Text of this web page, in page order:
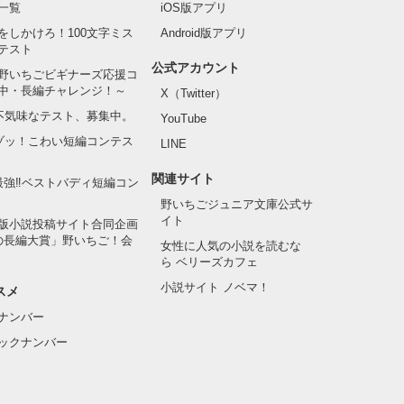
覧
しかけろ！100文字ミス
スト
いちごビギナーズ応援コ
・長編チャレンジ！～
味なテスト、募集中。
ッ！こわい短編コンテス
強‼ベストバディ短編コン
小説投稿サイト合同企画
長編大賞」野いちご！会
メ
ンバー
クナンバー
iOS版アプリ
Android版アプリ
公式アカウント
X（Twitter）
YouTube
LINE
関連サイト
野いちごジュニア文庫公式サ
イト
女性に人気の小説を読むな
ら ベリーズカフェ
小説サイト ノベマ！